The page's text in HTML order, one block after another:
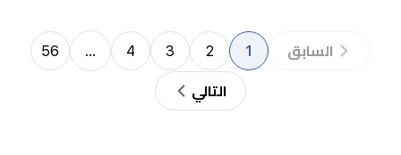
السابق 1
2
3
4
…
56
التالي